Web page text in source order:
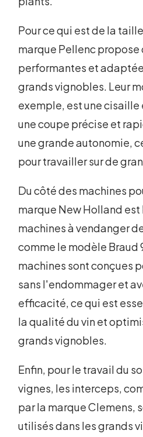
Pour ce qui est de la
marque Pellenc propose
performantes et
grands vignobles. Leur
exemple, est une
une coupe précise et
une grande autonomie,
pour travailler sur de
Du côté des machines
marque New Holland est
machines à vendanger
comme le modèle Braud
machines sont conçues
sans l'endommager et
efficacité, ce qui est
la qualité du vin et
grands vignobles.
Enfin, pour le travail du
vignes, les interceps,
par la marque Clemens,
utilisés dans les grands